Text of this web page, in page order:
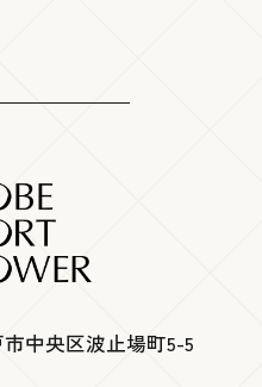
中央区波止場町5-5